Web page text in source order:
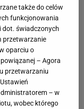
także do celów
funkcjonowania
dot. świadczonych
przetwarzanie
oparciu o
– Agora
przetwarzaniu
– w
wobec którego